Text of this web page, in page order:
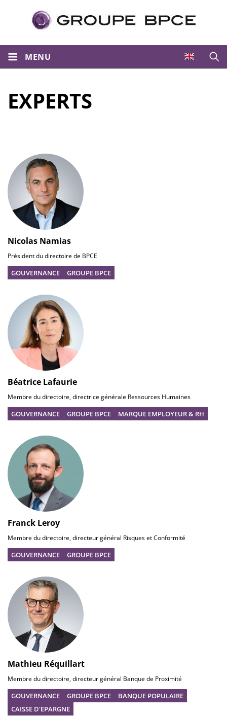
MENU
EXPERTS
Nicolas Namias
Président du directoire de BPCE
GOUVERNANCE GROUPE BPCE
Béatrice Lafaurie
Membre du directoire, directrice générale Ressources Humaines
GOUVERNANCE GROUPE BPCE MARQUE EMPLOYEUR & RH
Franck Leroy
Membre du directoire, directeur général Risques et Conformité
GOUVERNANCE GROUPE BPCE
Mathieu Réquillart
Membre du directoire, directeur général Banque de Proximité
GOUVERNANCE GROUPE BPCE
BANQUE POPULAIRE
CAISSE D'EPARGNE